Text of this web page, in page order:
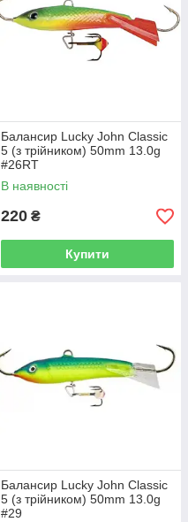
Балансир Lucky John Classic
5 (з трійником) 50mm 13.0g
#26RT
В наявності
220 ₴
Купити
Балансир Lucky John Classic
5 (з трійником) 50mm 13.0g
#29